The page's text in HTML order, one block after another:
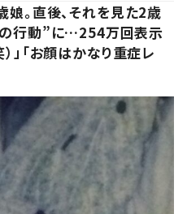
。直後、それを見た2歳
行動”に…254万回表示
）」「お顔はかなり重症レ